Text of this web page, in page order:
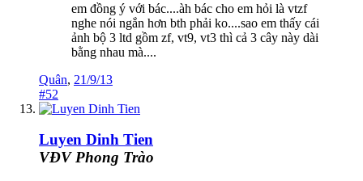
em đồng ý với bác....àh bác cho em hỏi là vtzf
nghe nói ngắn hơn bth phải ko....sao em thấy cái
ảnh bộ 3 ltd gồm zf, vt9, vt3 thì cả 3 cây này dài
bằng nhau mà....
Quân, 21/9/13
#52
Luyen Dinh Tien
VĐV Phong Trào